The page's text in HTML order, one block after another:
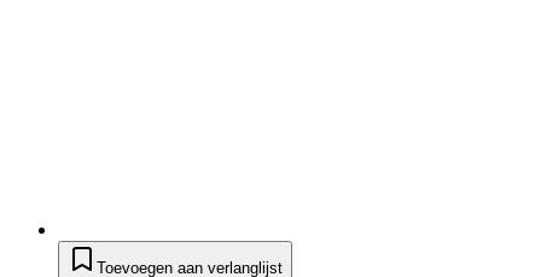
Toevoegen aan verlanglijst